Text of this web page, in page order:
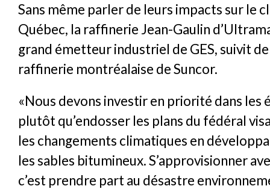
Sans même parler de leurs impacts sur le
Québec, la raffinerie Jean-Gaulin
grand émetteur industriel de GES, suivit
raffinerie montréalaise de Suncor.
«Nous devons investir en priorité dans les
plutôt qu’endosser les plans du fédéral
les changements climatiques en
les sables bitumineux. S’approvisionner
c’est prendre part au désastre